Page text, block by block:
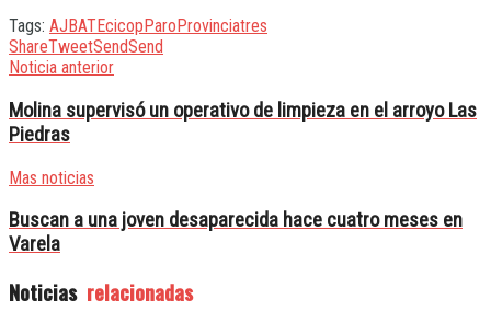
Tags: AJBATEcicopParoProvinciatres
ShareTweetSendSend
Noticia anterior
Molina supervisó un operativo de limpieza en el arroyo Las
Piedras
Mas noticias
Buscan a una joven desaparecida hace cuatro meses en
Varela
Noticias relacionadas